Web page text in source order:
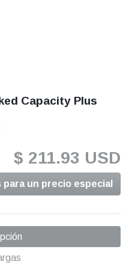
Capacity Plus
$ 211.93 USD
un precio especial